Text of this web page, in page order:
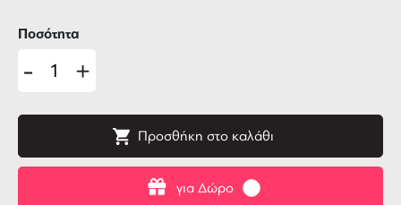
για Δώρο
Ποσότητα
- +
Προσθήκη στο καλάθι